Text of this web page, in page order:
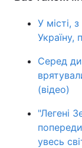
У місті,
Україну,
Серед
(відео)
"Легені
увесь